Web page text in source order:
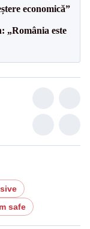
economică”
„România este
safe